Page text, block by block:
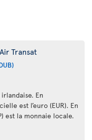
Transat
En
est l’euro (EUR). En
est la monnaie locale.